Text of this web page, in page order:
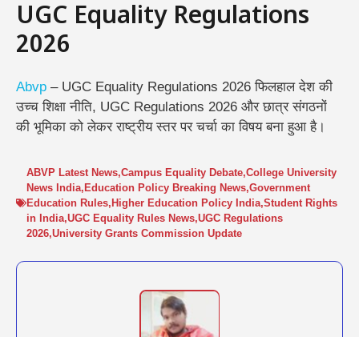
UGC Equality Regulations
2026
Abvp – UGC Equality Regulations 2026 फिलहाल देश की
उच्च शिक्षा नीति, UGC Regulations 2026 और छात्र संगठनों
की भूमिका को लेकर राष्ट्रीय स्तर पर चर्चा का विषय बना हुआ है।
ABVP Latest News,Campus Equality Debate,College University
News India, Education Policy Breaking News,Government
Education Rules, Higher Education Policy India,Student Rights
in India,UGC Equality Rules News,UGC Regulations
2026,University Grants Commission Update